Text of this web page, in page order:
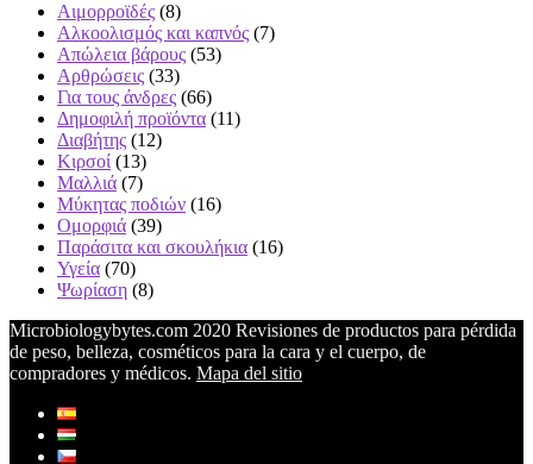
Αιμορροϊδές (8)
Αλκοολισμός και καπνός (7)
Απώλεια βάρους (53)
Αρθρώσεις (33)
Για τους άνδρες (66)
Δημοφιλή προϊόντα (11)
Διαβήτης (12)
Κιρσοί (13)
Μαλλιά (7)
Μύκητας ποδιών (16)
Ομορφιά (39)
Παράσιτα και σκουλήκια (16)
Υγεία (70)
Ψωρίαση (8)
Microbiologybytes.com 2020 Revisiones de productos para pérdida
de peso, belleza, cosméticos para la cara y el cuerpo, de
compradores y médicos. Mapa del sitio